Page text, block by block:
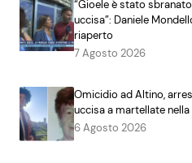
“Gioele è stato
uccisa”: Daniele
riaperto
7 Agosto 2026
Omicidio ad Altino,
uccisa a martellate
6 Agosto 2026